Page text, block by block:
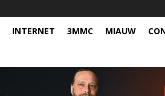
INTERNET 3MMC MIAUW